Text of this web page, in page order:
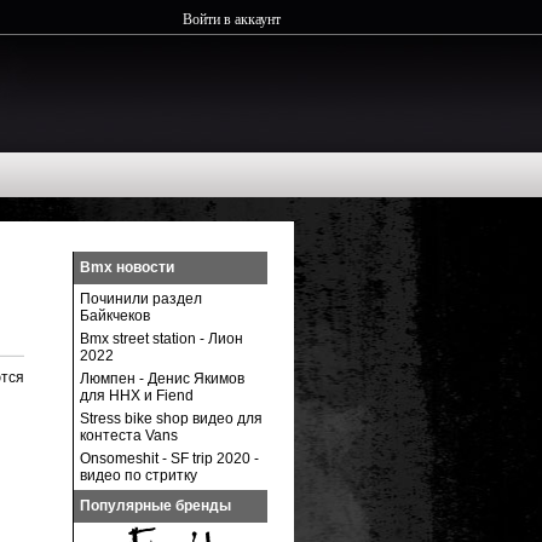
Войти в аккаунт
Bmx новости
Починили раздел
Байкчеков
Bmx street station - Лион
2022
Люмпен - Денис Якимов
для ННХ и Fiend
Stress bike shop видео для
контеста Vans
Onsomeshit - SF trip 2020 -
видео по стритку
Популярные бренды